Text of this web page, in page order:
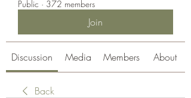
Public · 372 members
Join
Discussion Media Members About
Back